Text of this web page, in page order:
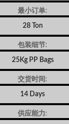
最小订单:
28 Ton
包装细节:
25Kg PP Bags
交货时间:
14 Days
供应能力: